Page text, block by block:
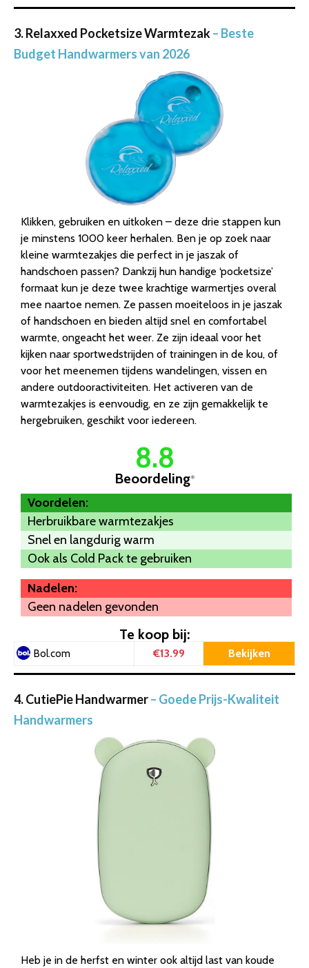
3. Relaxxed Pocketsize Warmtezak– Beste
Budget Handwarmers van 2026
Klikken, gebruiken en uitkoken – deze drie stappen kun
je minstens 1000 keer herhalen. Ben je op zoek naar
kleine warmtezakjes die perfect in je jaszak of
handschoen passen? Dankzij hun handige ‘pocketsize’
formaat kun je deze twee krachtige warmertjes overal
mee naartoe nemen. Ze passen moeiteloos in je jaszak
of handschoen en bieden altijd snel en comfortabel
warmte, ongeacht het weer. Ze zijn ideaal voor het
kijken naar sportwedstrijden of trainingen in de kou, of
voor het meenemen tijdens wandelingen, vissen en
andere outdooractiviteiten. Het activeren van de
warmtezakjes is eenvoudig, en ze zijn gemakkelijk te
hergebruiken, geschikt voor iedereen.
8.8
Beoordeling*
Voordelen:
Herbruikbare warmtezakjes
Snel en langdurig warm
Ook als Cold Pack te gebruiken
Nadelen:
Geen nadelen gevonden
Te koop bij:
Bol.com €13.99 Bekijken
4. CutiePie Handwarmer– Goede Prijs-Kwaliteit
Handwarmers
Heb je in de herfst en winter ook altijd last van koude